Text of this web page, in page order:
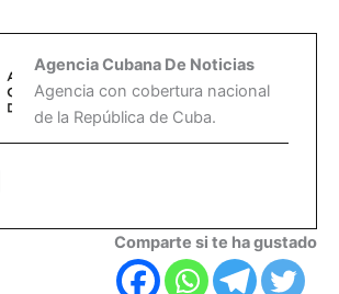
Agencia Cubana De Noticias
Agencia con cobertura nacional
de la República de Cuba.
Comparte si te ha gustado